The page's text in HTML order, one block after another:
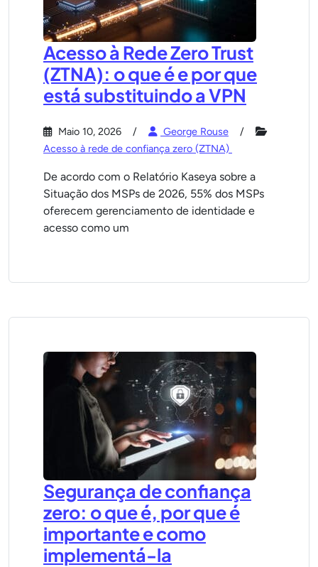
Acesso à Rede Zero Trust
(ZTNA): o que é e por que
está substituindo a VPN
Maio 10, 2026
George Rouse
Acesso à rede de confiança zero (ZTNA)
De acordo com o Relatório Kaseya sobre a
Situação dos MSPs de 2026, 55% dos MSPs
oferecem gerenciamento de identidade e
acesso como um
Segurança de confiança
zero: o que é, por que é
importante e como
implementá-la